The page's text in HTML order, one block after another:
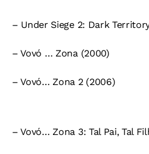
– Under Siege 2: Dark
– Vovó … Zona (2000)
– Vovó… Zona 2 (2006)
– Vovó… Zona 3: Tal Pai, Tal